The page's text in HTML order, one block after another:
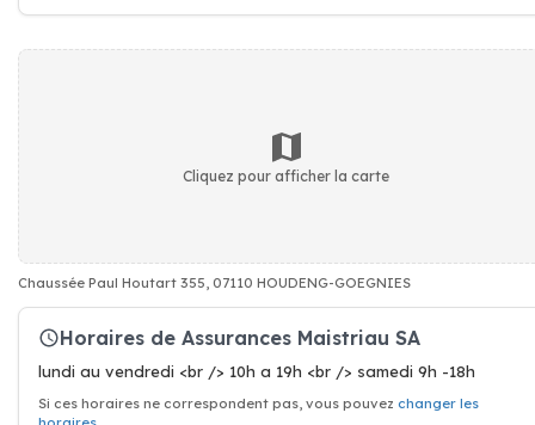
Cliquez pour afficher la carte
Chaussée Paul Houtart 355, 07110 HOUDENG-GOEGNIES
Horaires de Assurances Maistriau SA
lundi au vendredi <br /> 10h a 19h <br /> samedi 9h -18h
Si ces horaires ne correspondent pas, vous pouvez changer les